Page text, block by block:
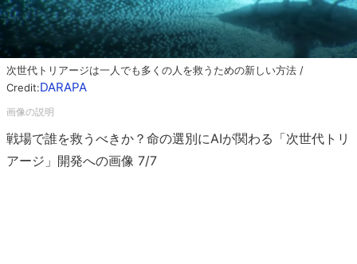
次世代トリアージは一人でも多くの人を救うための新しい方法 /
Credit:DARAPA
戦場で誰を救うべきか？命の選別にAIが関わる「次世代トリ
アージ」開発への画像 7/7